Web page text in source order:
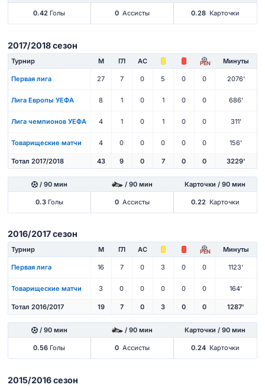
0.42 Голы 0 Ассисты 0.28 Карточки
2017/2018 сезон
Турнир М ГЛ АС PEN Минуты
Первая лига 27 7 0 5 0 0 2076'
Лига Европы УЕФА 8 1 0 1 0 0 686'
Лига чемпионов УЕФА 4 1 0 1 0 0 311'
Товарищеские матчи 4 0 0 0 0 0 156'
Тотал 2017/2018 43 9 0 7 0 0 3229'
/ 90 мин / 90 мин Карточки / 90 мин
0.3Голы 0 Ассисты 0.22 Карточки
2016/2017 сезон
Турнир М ГЛ АС PEN Минуты
Первая лига 16 7 0 3 0 0 1123'
Товарищеские матчи 3 0 0 0 0 0 164'
Тотал 2016/2017 19 7 0 3 0 0 1287'
/ 90 мин / 90 мин Карточки / 90 мин
0.56 Голы 0 Ассисты 0.24 Карточки
2015/2016 сезон